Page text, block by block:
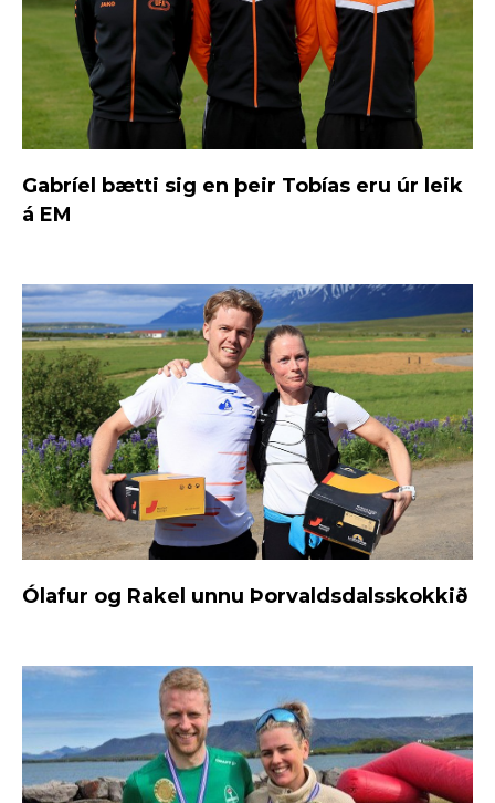
Gabríel bætti sig en þeir Tobías eru úr leik
á EM
Ólafur og Rakel unnu Þorvaldsdalsskokkið